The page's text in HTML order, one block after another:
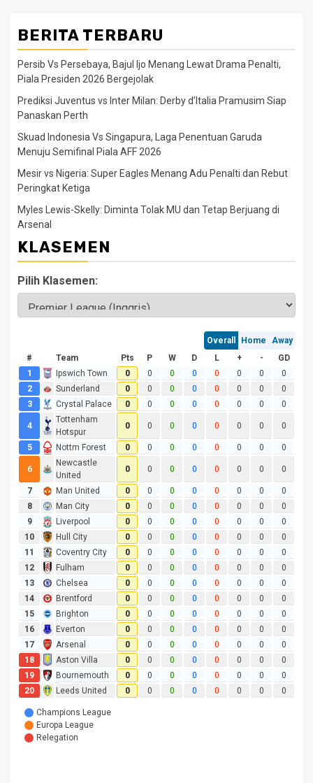
BERITA TERBARU
Persib Vs Persebaya, Bajul Ijo Menang Lewat Drama Penalti,
Piala Presiden 2026 Bergejolak
Prediksi Juventus vs Inter Milan: Derby d’Italia Pramusim Siap
Panaskan Perth
Skuad Indonesia Vs Singapura, Laga Penentuan Garuda
Menuju Semifinal Piala AFF 2026
Mesir vs Nigeria: Super Eagles Menang Adu Penalti dan Rebut
Peringkat Ketiga
Myles Lewis-Skelly: Diminta Tolak MU dan Tetap Berjuang di
Arsenal
KLASEMEN
Pilih Klasemen: